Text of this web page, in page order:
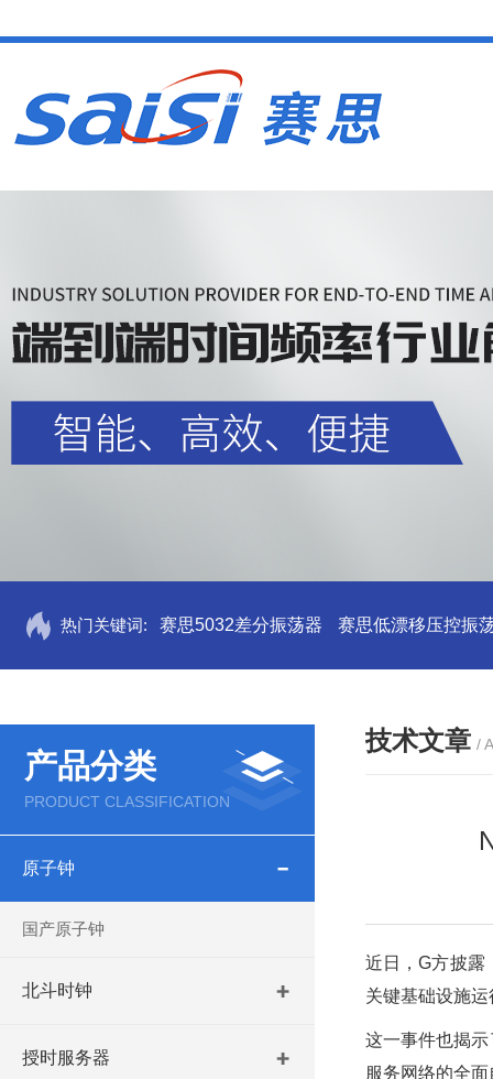
热门关键词: 赛思5032差分振荡器 赛思低漂移压控振
产品分类
PRODUCT CLASSIFICATION
原子钟
国产原子钟
北斗时钟
授时服务器
技术文章 /
近日，G方披露
关键基础设施
这一事件也揭
服务网络的全